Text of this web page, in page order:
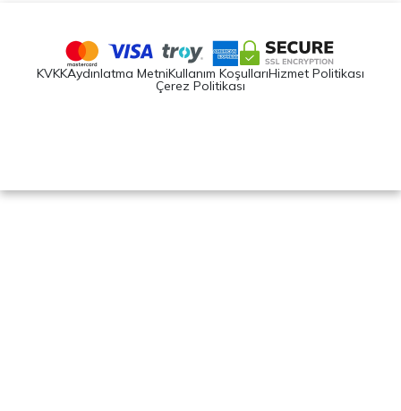
KVKKAydınlatma MetniKullanım KoşullarıHizmet Politikası
Çerez Politikası